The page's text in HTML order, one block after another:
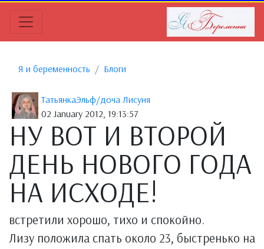
Я и беременность Блоги
ТатьянкаЭльф/доча Лисуня
02 January 2012, 19:13:57
НУ ВОТ И ВТОРОЙ
ДЕНЬ НОВОГО ГОДА
НА ИСХОДЕ!
встретили хорошо, тихо и спокойно.
Лизу положила спать около 23, быстренько на